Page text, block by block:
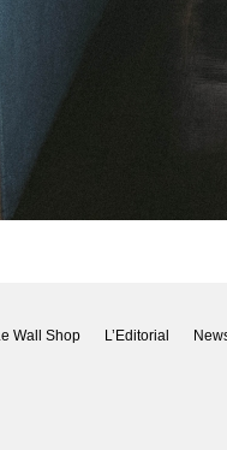
Wall Shop L’Editorial